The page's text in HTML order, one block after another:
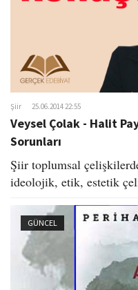
Şiir 25.06.2014 22:55
Veysel Çolak - Halit
Sorunları
Şiir toplumsal
ideolojik, etik, estetik
GÜNCEL